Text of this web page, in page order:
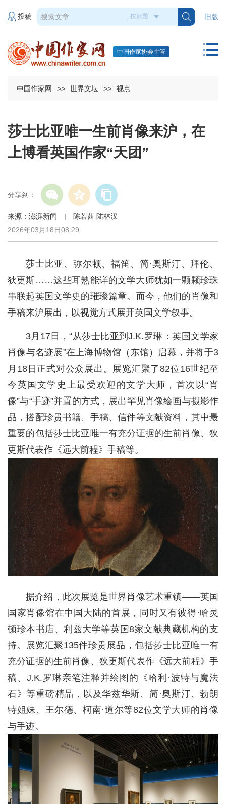
旧版
投稿
中国作家协会主管
中国作家网 >> 世界文坛 >> 视点
莎士比亚唯一生前肖像来沪，在
上博看英国作家“天团”
分享到：
来源：澎湃新闻 | 陈若茜 陆林汉
2026年03月18日08:29
莎士比亚、弥尔顿、福笛、简·奥斯汀、拜伦、
狄更斯……这些耳熟能详的文学大师犹如一颗颗珍珠
串联起英国文学史的璀璨篇章。而今，他们的肖像和
手稿来沪展出，以视觉方式展开英国文学叙事。
3月17日，“从莎士比亚到J.K.罗琳：英国文学家
肖像与名迹展”在上海博物馆（东馆）启幕，并将于3
月18日正式对公众展出。展览汇聚了82位16世纪至
今英国文学史上最受欢迎的文学大师，首次以“肖
像”与“手迹”并置的方式，展出罕见肖像绘画与摄影作
品，搭配珍贵书籍、手稿、信件等文献资料，其中最
重要的包括莎士比亚唯一有充分证据的生前肖像、狄
更斯代表作《远大前程》手稿等。
据介绍，此次展览是世界肖像艺术重镇——英国
国家肖像馆在中国大陆的首展，同时又有彼得·哈灵
顿珍本书店、利兹大学等英国8家文献典藏机构的支
持。展览汇聚135件珍贵展品，包括莎士比亚唯一有
充分证据的生前肖像、狄更斯代表作《远大前程》手
稿、J.K.罗琳亲笔注释并绘图的《哈利·波特与魔法
石》等重磅精品，以及华兹华斯、简·奥斯汀、勃朗
特姐妹、王尔德、柯南·道尔等82位文学大师的肖像
与手迹。